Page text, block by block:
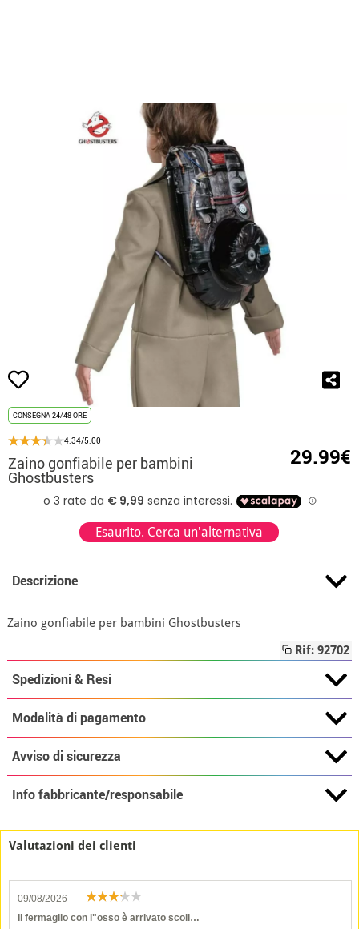
CONSEGNA 24/48 ORE
4.34/5.00
Zaino gonfiabile per bambini
Ghostbusters
29.99€
Esaurito. Cerca un'alternativa
Descrizione
Zaino gonfiabile per bambini Ghostbusters
Rif: 92702
Spedizioni & Resi
Modalità di pagamento
Avviso di sicurezza
Info fabbricante/responsabile
Valutazioni dei clienti
09/08/2026
Il fermaglio con l"osso è arrivato scoll…